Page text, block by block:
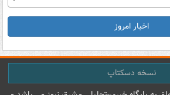
اخبار امروز
نسخه دسکتاپ